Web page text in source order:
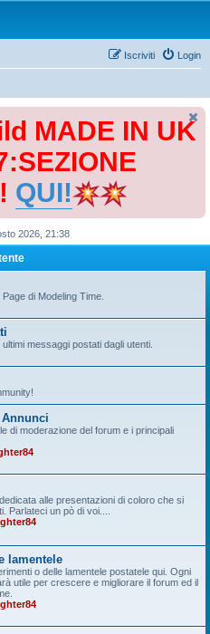
Login
Iscriviti
MADE IN UK
QUI!
2026, 21:38
di Modeling Time.
messaggi postati dagli utenti.
Annunci
di moderazione del forum e i principali
alle presentazioni di coloro che si
Parlateci un pò di voi....
lamentele
o delle lamentele postatele qui. Ogni
utile per crescere e migliorare il forum ed il